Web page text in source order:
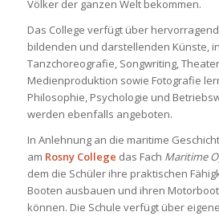
Völker der ganzen Welt bekommen.
Das College verfügt über
bildenden und darstellenden Künste,
Tanzchoreografie, Songwriting,
Medienproduktion sowie Fotografie
Philosophie, Psychologie und
werden ebenfalls angeboten.
In Anlehnung an die maritime
am Rosny College das Fach Maritime
dem die Schüler ihre praktischen
Booten ausbauen und ihren
können. Die Schule verfügt über